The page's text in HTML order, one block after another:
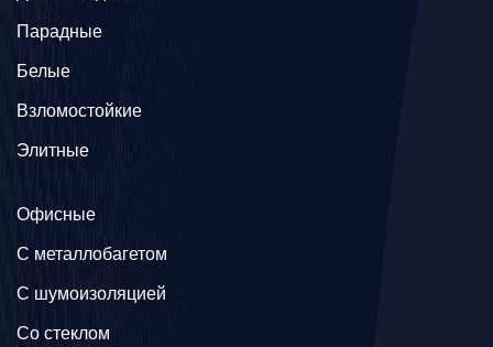
Парадные
Белые
Взломостойкие
Элитные
Офисные
C металлобагетом
С шумоизоляцией
Со стеклом